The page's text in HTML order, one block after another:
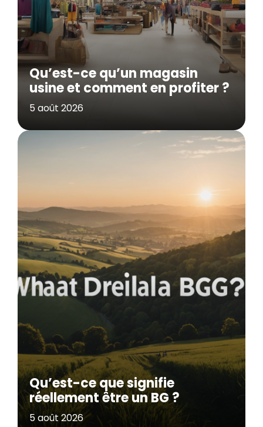
Qu’est-ce qu’un magasin
usine et comment en profiter ?
5 août 2026
Qu’est-ce que signifie
réellement être un BG ?
5 août 2026